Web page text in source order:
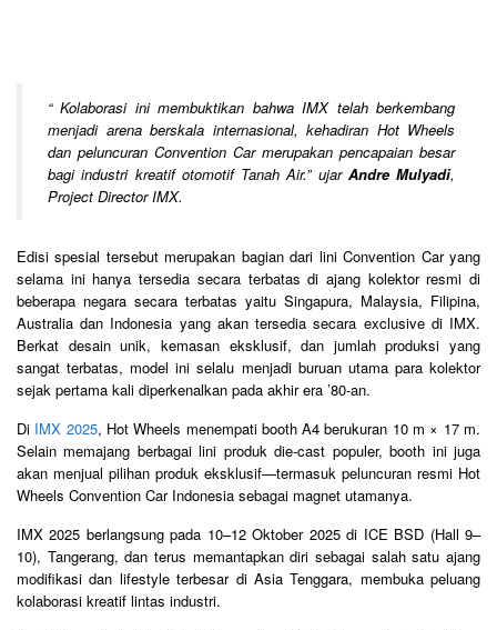
“Kolaborasi ini membuktikan bahwa IMX telah berkembang
menjadi arena berskala internasional, kehadiran Hot Wheels
dan peluncuran Convention Car merupakan pencapaian besar
bagi industri kreatif otomotif Tanah Air.” ujar Andre Mulyadi,
Project Director IMX.
Edisi spesial tersebut merupakan bagian dari lini Convention Car yang
selama ini hanya tersedia secara terbatas di ajang kolektor resmi di
beberapa negara secara terbatas yaitu Singapura, Malaysia, Filipina,
Australia dan Indonesia yang akan tersedia secara exclusive di IMX.
Berkat desain unik, kemasan eksklusif, dan jumlah produksi yang
sangat terbatas, model ini selalu menjadi buruan utama para kolektor
sejak pertama kali diperkenalkan pada akhir era ’80-an.
Di IMX 2025, Hot Wheels menempati booth A4 berukuran 10 m × 17 m.
Selain memajang berbagai lini produk die-cast populer, booth ini juga
akan menjual pilihan produk eksklusif—termasuk peluncuran resmi Hot
Wheels Convention Car Indonesia sebagai magnet utamanya.
IMX 2025 berlangsung pada 10–12 Oktober 2025 di ICE BSD (Hall 9–
10), Tangerang, dan terus memantapkan diri sebagai salah satu ajang
modifikasi dan lifestyle terbesar di Asia Tenggara, membuka peluang
kolaborasi kreatif lintas industri.